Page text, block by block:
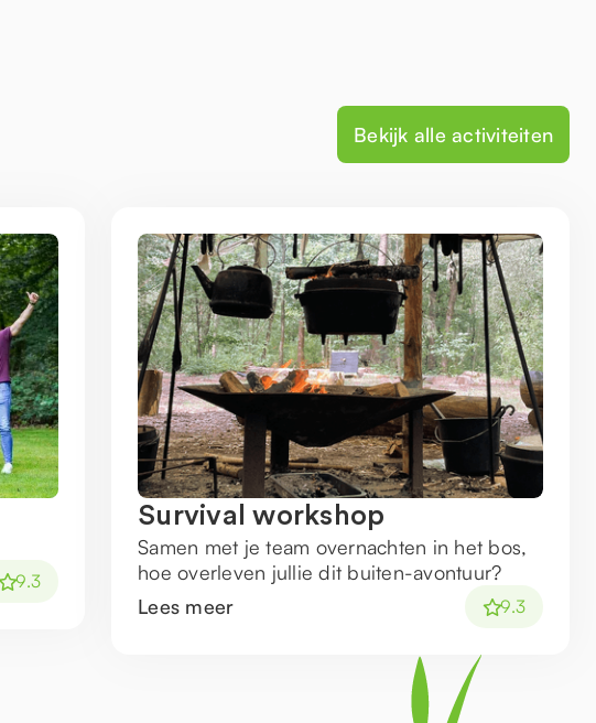
Bekijk alle activiteiten
9.3
Survival workshop
Samen met je team overnachten in het bos,
hoe overleven jullie dit buiten-avontuur?
Lees meer
9.3